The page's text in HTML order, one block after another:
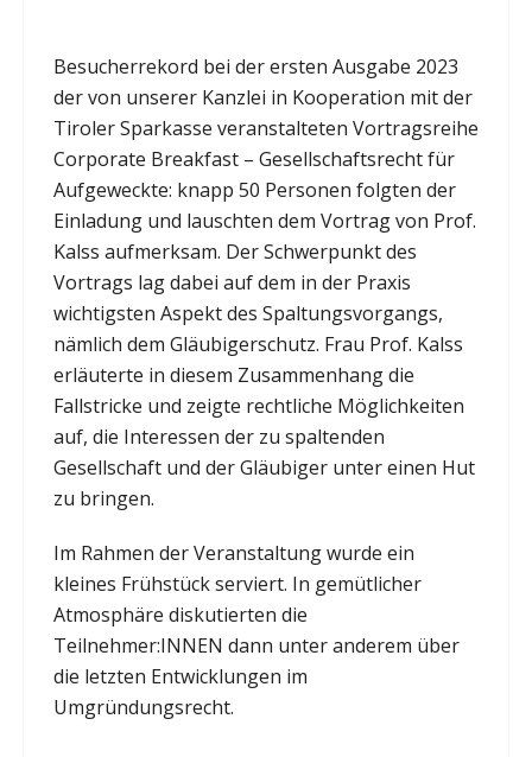
Besucherrekord bei der ersten Ausgabe 2023
der von unserer Kanzlei in Kooperation mit der
Tiroler Sparkasse veranstalteten Vortragsreihe
Corporate Breakfast – Gesellschaftsrecht für
Aufgeweckte: knapp 50 Personen folgten der
Einladung und lauschten dem Vortrag von Prof.
Kalss aufmerksam. Der Schwerpunkt des
Vortrags lag dabei auf dem in der Praxis
wichtigsten Aspekt des Spaltungsvorgangs,
nämlich dem Gläubigerschutz. Frau Prof. Kalss
erläuterte in diesem Zusammenhang die
Fallstricke und zeigte rechtliche Möglichkeiten
auf, die Interessen der zu spaltenden
Gesellschaft und der Gläubiger unter einen Hut
zu bringen.
Im Rahmen der Veranstaltung wurde ein
kleines Frühstück serviert. In gemütlicher
Atmosphäre diskutierten die
Teilnehmer:INNEN dann unter anderem über
die letzten Entwicklungen im
Umgründungsrecht.